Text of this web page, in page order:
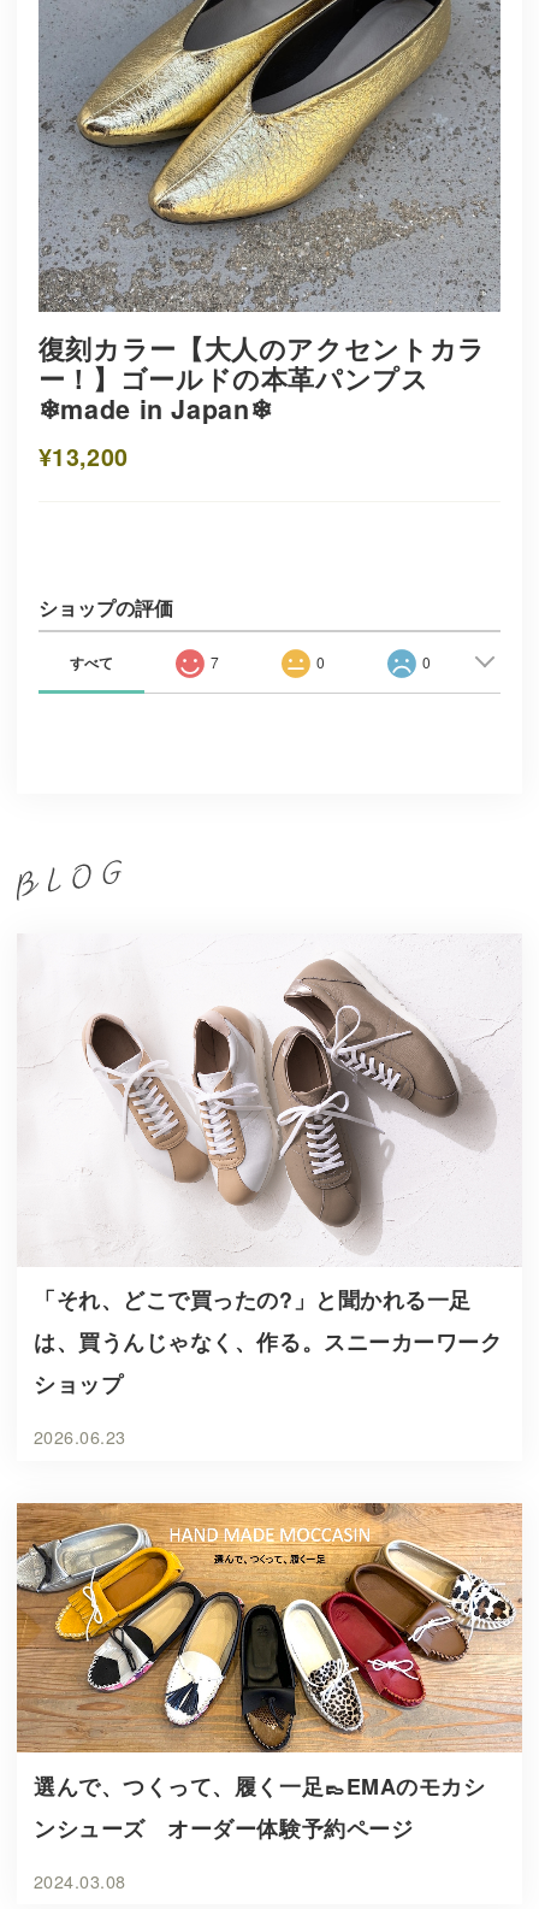
復刻カラー【大人のアクセントカラ
ー！】ゴールドの本革パンプス
❄︎made in Japan❄︎
¥13,200
ショップの評価
すべて 7 0 0
「それ、どこで買ったの?」と聞かれる一足
は、買うんじゃなく、作る。スニーカーワーク
ショップ
2026.06.23
選んで、つくって、履く一足👞EMAのモカシ
ンシューズ オーダー体験予約ページ
2024.03.08